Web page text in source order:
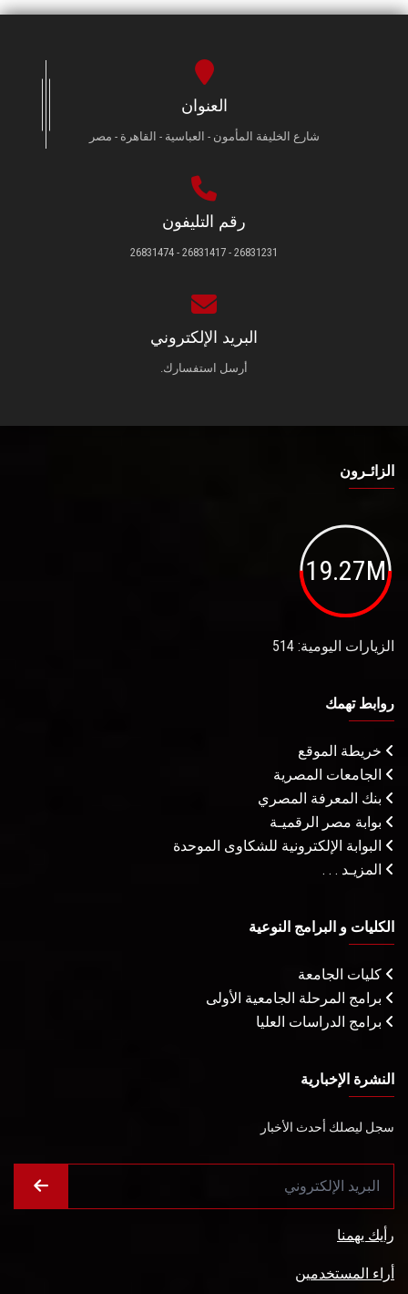
العنوان
شارع الخليفة المأمون - العباسية - القاهرة - مصر
رقم التليفون
26831231 - 26831417 - 26831474
البريد الإلكتروني
أرسل استفسارك.
الزائـرون
19.27M
الزيارات اليومية: 514
روابط تهمك
خريطة الموقع
الجامعات المصرية
بنك المعرفة المصري
بوابة مصر الرقميـة
البوابة الإلكترونية للشكاوى الموحدة
المزيـد . . .
الكليات و البرامج النوعية
كليات الجامعة
برامج المرحلة الجامعية الأولى
برامج الدراسات العليا
النشرة الإخبارية
سجل ليصلك أحدث الأخبار
رأيك يهمنا
أراء المستخدمين